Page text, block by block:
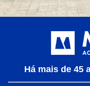
Há mais de 45